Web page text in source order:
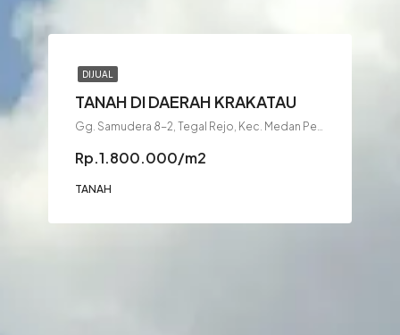
DIJUAL
TANAH DI DAERAH KRAKATAU
Gg. Samudera 8-2, Tegal Rejo, Kec. Medan Perjuangan, Kota Medan, Sumatera Utara 20236
Rp.1.800.000/m2
TANAH